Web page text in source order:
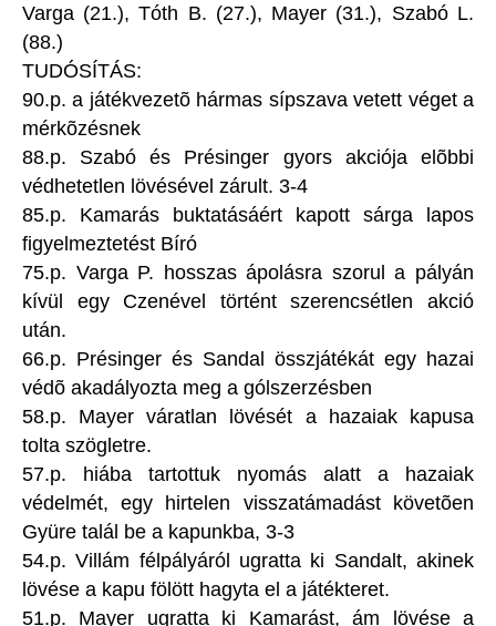
Varga (21.), Tóth B. (27.), Mayer (31.), Szabó L.
(88.)
TUDÓSÍTÁS:
90.p. a játékvezetõ hármas sípszava vetett véget a
mérkõzésnek
88.p. Szabó és Présinger gyors akciója elõbbi
védhetetlen lövésével zárult. 3-4
85.p. Kamarás buktatásáért kapott sárga lapos
figyelmeztetést Bíró
75.p. Varga P. hosszas ápolásra szorul a pályán
kívül egy Czenével történt szerencsétlen akció
után.
66.p. Présinger és Sandal összjátékát egy hazai
védõ akadályozta meg a gólszerzésben
58.p. Mayer váratlan lövését a hazaiak kapusa
tolta szögletre.
57.p. hiába tartottuk nyomás alatt a hazaiak
védelmét, egy hirtelen visszatámadást követõen
Gyüre talál be a kapunkba, 3-3
54.p. Villám félpályáról ugratta ki Sandalt, akinek
lövése a kapu fölött hagyta el a játékteret.
51.p. Mayer ugratta ki Kamarást, ám lövése a